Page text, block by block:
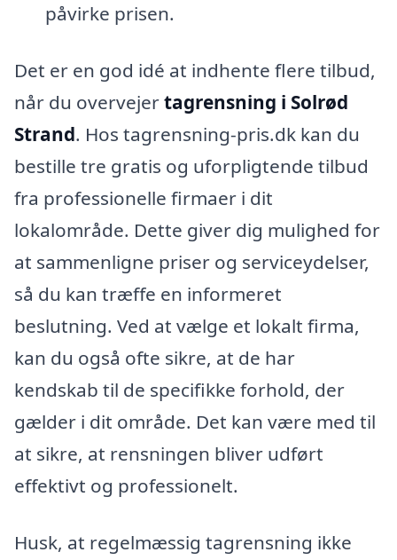
påvirke prisen.
Det er en god idé at indhente flere tilbud,
når du overvejertagrensning i Solrød
Strand. Hos tagrensning-pris.dk kan du
bestille tre gratis og uforpligtende tilbud
fra professionelle firmaer i dit
lokalområde. Dette giver dig mulighed for
at sammenligne priser og serviceydelser,
så du kan træffe en informeret
beslutning. Ved at vælge et lokalt firma,
kan du også ofte sikre, at de har
kendskab til de specifikke forhold, der
gælder i dit område. Det kan være med til
at sikre, at rensningen bliver udført
effektivt og professionelt.
Husk, at regelmæssig tagrensning ikke